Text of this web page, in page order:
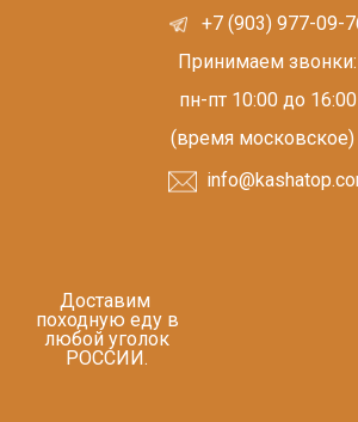
+7 (903) 977-09-
Принимаем звонки:
пн-пт 10:00 до 16:00
(время московское)
Доставим
походную еду в
любой уголок
РОССИИ.